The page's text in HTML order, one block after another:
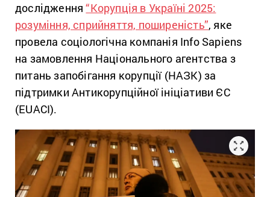
дослідження“Корупція в Україні 2025:
розуміння, сприйняття, поширеність”, яке
провела соціологічна компанія Info Sapiens
на замовлення Національного агентства з
питань запобігання корупції (НАЗК) за
підтримки Антикорупційної ініціативи ЄС
(EUACI).